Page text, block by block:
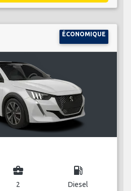
ÉCONOMIQUE
business_center
2
local_gas_station
Diesel